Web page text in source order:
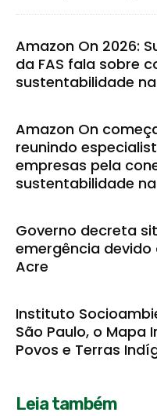
Amazon On 2026:
da FAS fala sobre
sustentabilidade
Amazon On
reunindo
empresas pela
sustentabilidade
Governo decreta
emergência devido
Acre
Instituto
São Paulo, o Mapa
Povos e Terras
Leia também